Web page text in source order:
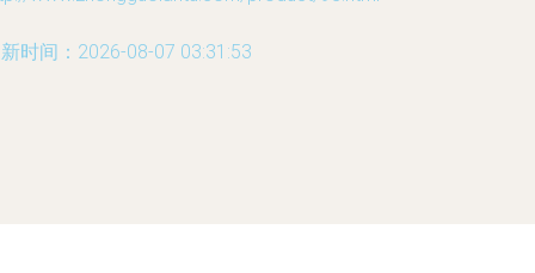
时间：2026-08-07 03:31:53